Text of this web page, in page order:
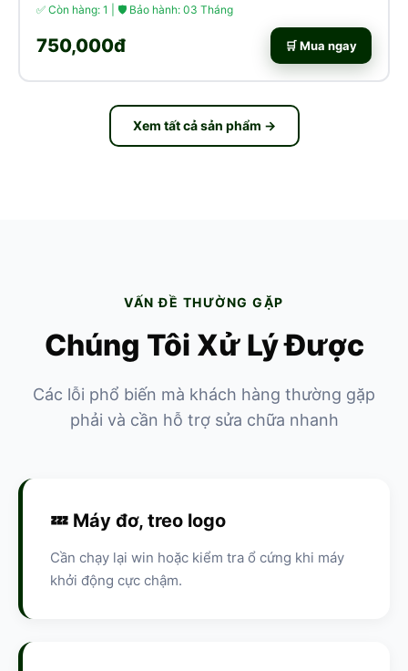
✅ Còn hàng: 1 | 🛡 Bảo hành: 03 Tháng
750,000đ 🛒 Mua ngay
Xem tất cả sản phẩm →
VẤN ĐỀ THƯỜNG GẶP
Chúng Tôi Xử Lý Được
Các lỗi phổ biến mà khách hàng thường gặp
phải và cần hỗ trợ sửa chữa nhanh
💤 Máy đơ, treo logo
Cần chạy lại win hoặc kiểm tra ổ cứng khi máy
khởi động cực chậm.